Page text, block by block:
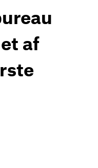
af